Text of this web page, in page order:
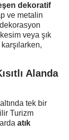
dekoratif
ve metalin
veya şık
Alanda
tek bir
Turizm
atık